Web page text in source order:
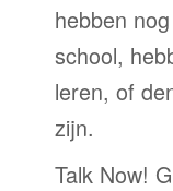
hebben
school,
leren, of
zijn.
Talk Now!